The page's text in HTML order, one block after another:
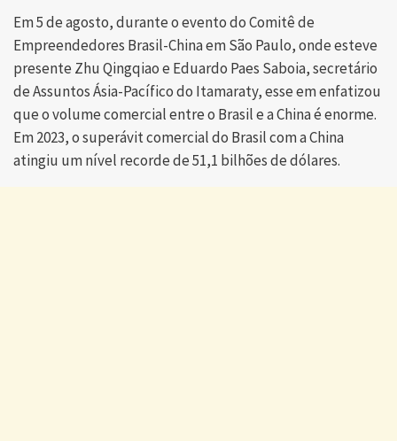
Em 5 de agosto, durante o evento do Comitê de
Empreendedores Brasil-China em São Paulo, onde esteve
presente Zhu Qingqiao e Eduardo Paes Saboia, secretário
de Assuntos Ásia-Pacífico do Itamaraty, esse em enfatizou
que o volume comercial entre o Brasil e a China é enorme.
Em 2023, o superávit comercial do Brasil com a China
atingiu um nível recorde de 51,1 bilhões de dólares.